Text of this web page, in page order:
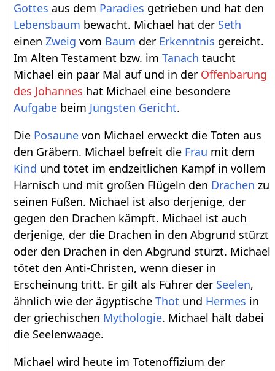
Gottes aus dem Paradies getrieben und hat den
Lebensbaum bewacht. Michael hat der Seth
einenZweig vom Baum der Erkenntnis gereicht.
Im Alten Testament bzw. imTanach taucht
Michael ein paar Mal auf und in der Offenbarung
des Johannes hat Michael eine besondere
Aufgabe beim Jüngsten Gericht.
Die Posaune von Michael erweckt die Toten aus
den Gräbern. Michael befreit die Frau mit dem
Kind und tötet im endzeitlichen Kampf in vollem
Harnisch und mit großen Flügeln den Drachen zu
seinen Füßen. Michael ist also derjenige, der
gegen den Drachen kämpft. Michael ist auch
derjenige, der die Drachen in den Abgrund stürzt
oder den Drachen in den Abgrund stürzt. Michael
tötet den Anti-Christen, wenn dieser in
Erscheinung tritt. Er gilt als Führer der Seelen,
ähnlich wie der ägyptischeThot und Hermes in
der griechischen Mythologie. Michael hält dabei
die Seelenwaage.
Michael wird heute im Totenoffizium der